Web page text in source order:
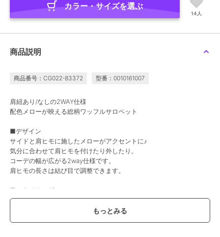
カラー・サイズを選ぶ
14人
商品説明
商品番号：CG022-83372 型番：0010161007
肩紐あり/なしの2WAY仕様
配色メローが映える総柄ワッフルサロペット
■デザイン
サイドと肩ヒモに施したメローがアクセントに♪
気分に合わせて肩ヒモを付けたり外したり。
コーデの幅が広がる2way仕様です。
肩ヒモの長さは結び目で調整できます。
■スタイリング
ロンTやカットソーを合わせたレイヤードスタイルがおすすめ。
一枚で存在感があるため、シンプルなインナー合わせでもコーデが決
まります。